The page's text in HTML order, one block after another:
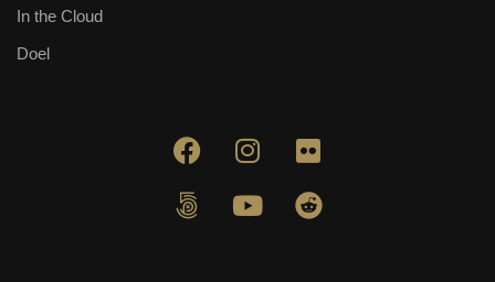
In the Cloud
Doel